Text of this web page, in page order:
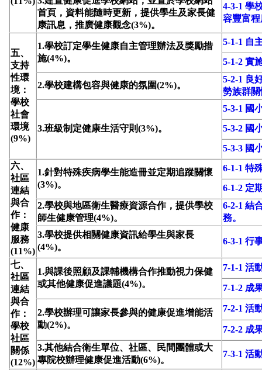
首頁，資料能隨時更新，提供學生及家長健
康訊息，推廣健康觀念(3%)。
4-3-1 學
容豐富程
五、
支持
性環
境：
學校
社會
環境
(9%)
1.學校訂定學生健康自主管理辦法及獎勵措
施(4%)。
5-1-1 自
5-1-2 實
2.學校建構包容與健康的氛圍(2%)。
5-2-1 良
勢族群
3.班級制定健康生活守則(3%)。
5-3-1 國
5-3-2 國
5-3-3 國
六、
社區
連結
與合
作：
健康
服務
(11%)
1.針對特殊疾病學生能造冊並定期追蹤關懷
(3%)。
6-1-1 特
6-1-2 定
2.學校與地區衛生醫療資源合作，提供學校
師生健康管理(4%)。
6-2-1 結
務。
3.學校提供相關健康資訊給學生與家長
(4%)。
6-3-1 行
七、
社區
連結
與合
作：
學校
社區
關係
(12%)
1.與課後照顧及課輔機構合作推動視力保健
或其他健康促進議題(4%)。
7-1-1 活
7-1-2 成
2.學校辦理可讓家長參與的健康促進增能活
動(2%)。
7-2-1 活
7-2-2 成
3.其他結合衛生單位、社區、民間團體或大
專院校辦理健康促進活動(6%)。
7-3-1 活